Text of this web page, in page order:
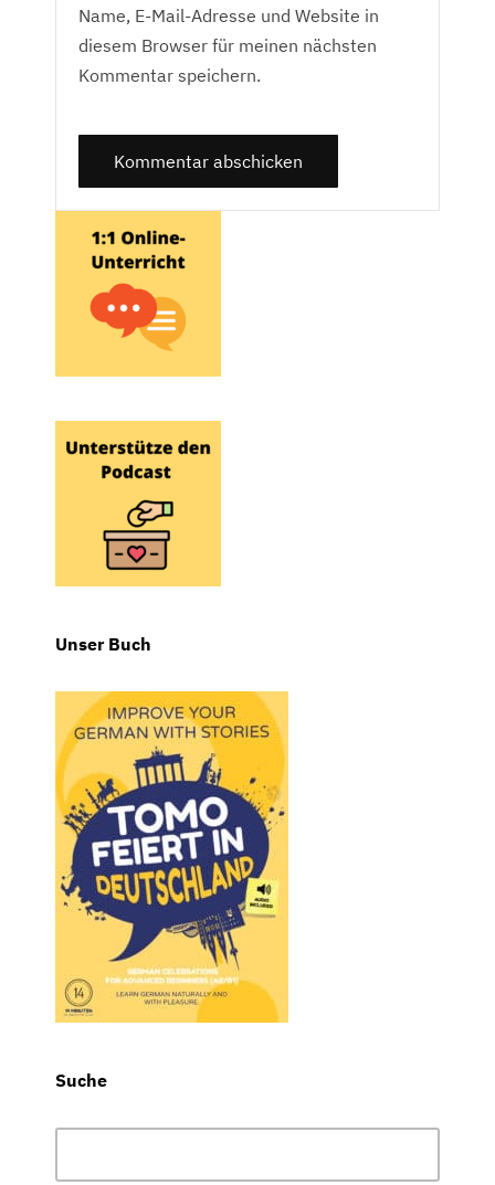
Name, E-Mail-Adresse und Website in
diesem Browser für meinen nächsten
Kommentar speichern.
Unser Buch
Suche